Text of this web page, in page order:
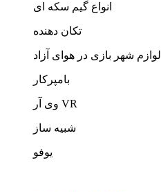
انواع گیم سکه ای
تکان دهنده
لوازم شهر بازی در هوای آزاد
بامپرکار
وی آر VR
شبیه ساز
یوفو